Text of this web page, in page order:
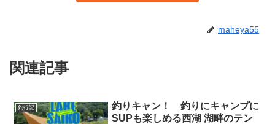
maheya55
関連記事
釣行記
釣りキャン！ 釣りにキャンプに
SUPも楽しめる西湖 湖畔のテン